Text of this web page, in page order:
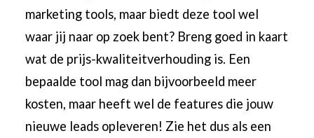
marketing tools, maar biedt deze tool wel
waar jij naar op zoek bent? Breng goed in kaart
wat de prijs-kwaliteitverhouding is. Een
bepaalde tool mag dan bijvoorbeeld meer
kosten, maar heeft wel de features die jouw
nieuwe leads opleveren! Zie het dus als een